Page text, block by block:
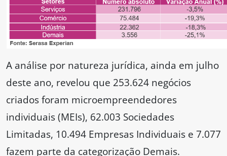
A análise por natureza jurídica, ainda em julho
deste ano, revelou que 253.624 negócios
criados foram microempreendedores
individuais (MEIs), 62.003 Sociedades
Limitadas, 10.494 Empresas Individuais e 7.077
fazem parte da categorização Demais.